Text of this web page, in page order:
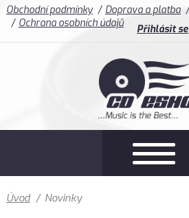
Obchodní podmínky Doprava a platba
Ochrana osobních údajů
Přihlásit se
Úvod / Novinky